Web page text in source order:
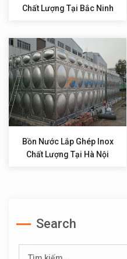
Chất Lượng Tại Bắc Ninh
Bồn Nước Lắp Ghép Inox
Chất Lượng Tại Hà Nội
Search